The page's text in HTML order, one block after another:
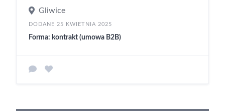
Gliwice
DODANE 25 KWIETNIA 2025
Forma: kontrakt (umowa B2B)